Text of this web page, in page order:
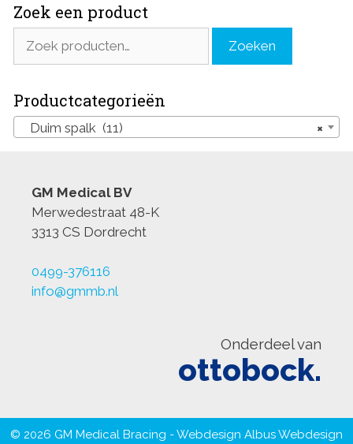
Zoek een product
naar:
Zoeken
Productcategorieën
×
Duim spalk (11)
GM Medical BV
Merwedestraat 48-K
3313 CS Dordrecht
0499-376116
info@gmmb.nl
Onderdeel van
ottobock.
© 2026 GM Medical Bracing - Webdesign Albus Webdesign